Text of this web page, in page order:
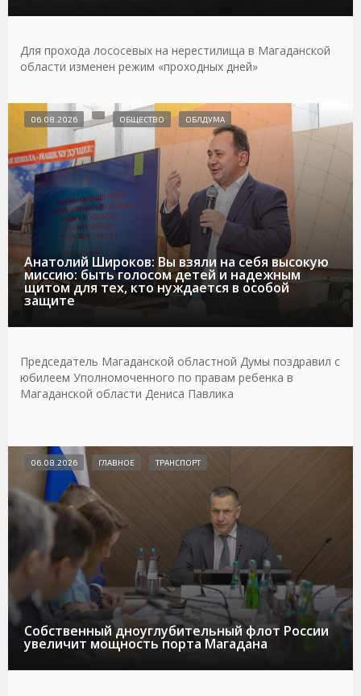
Для прохода лососевых на нерестилища в Магаданской
области изменен режим «проходных дней»
Анатолий Широков: Вы взяли на себя высокую
миссию: быть голосом детей и надежным
щитом для тех, кто нуждается в особой
защите
06.08.2026 ОБЩЕСТВО ОБЛДУМА
Председатель Магаданской областной Думы поздравил с
юбилеем Уполномоченного по правам ребенка в
Магаданской области Дениса Павлика
Собственный дноуглубительный флот России
увеличит мощность порта Магадана
06.08.2026 ГЛАВНОЕ ТРАНСПОРТ